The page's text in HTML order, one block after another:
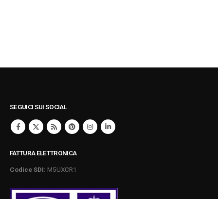
SEGUICI SUI SOCIAL
FATTURA ELETTRONICA
Codice SDI: M5UXCR1